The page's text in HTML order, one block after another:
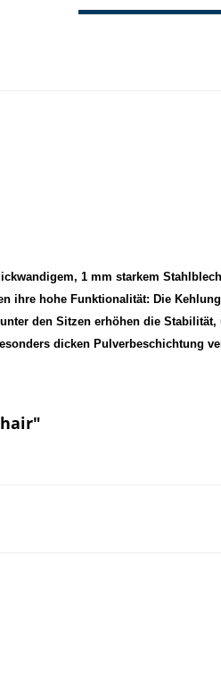
1 mm starkem
ihre hohe Funktionalität: Die
den Sitzen erhöhen die
dicken Pulverbeschichtung